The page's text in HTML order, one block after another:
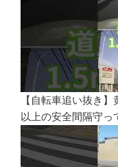
【自転車追い抜き
以上の安全間隔守っ